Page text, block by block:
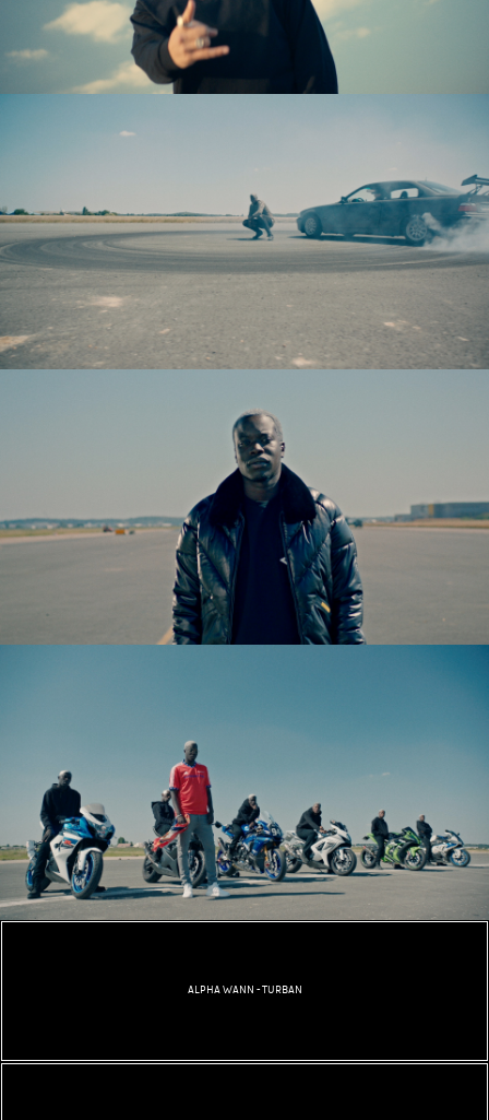
ALPHA WANN - TURBAN